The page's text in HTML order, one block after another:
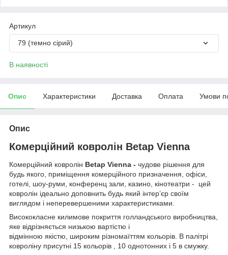
Артикул
79 (темно сірий)
В наявності
Опис Характеристики Доставка Оплата Умови
Опис
Комерційний ковролін Betap Vienna
Комерційний ковролін Betap Vienna - чудове рішення для
будь якого, приміщення комерційного призначення, офіси,
готелі, шоу-руми, конференц зали, казино, кінотеатри - цей
ковролін ідеально доповнить будь який інтерʼєр своїм
виглядом і неперевершеними характеристиками.
Висококласне килимове покриття голландського виробництва,
яке відрізняється низькою вартістю і
відмінною якістю, широким різномаїттям кольорів. В палітрі
ковроліну присутні 15 кольорів , 10 однотонних і 5 в смужку.